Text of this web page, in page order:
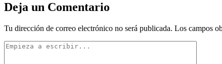
Deja un Comentario
Tu dirección de correo electrónico no será publicada. Los campos